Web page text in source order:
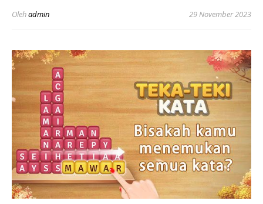
Olehadmin 29 November 2023